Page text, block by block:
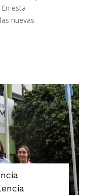
esta
nuevas